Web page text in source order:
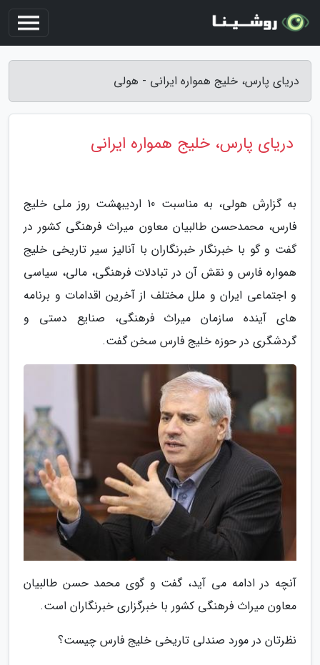
دریای پارس، خلیج همواره ایرانی - هولی
دریای پارس، خلیج همواره ایرانی
به گزارش هولی، به مناسبت 10 اردیبهشت روز ملی خلیج
فارس، محمدحسن طالبیان معاون میراث فرهنگی کشور در
گفت و گو با خبرنگار خبرنگاران با آنالیز سیر تاریخی خلیج
همواره فارس و نقش آن در تبادلات فرهنگی، مالی، سیاسی
و اجتماعی ایران و ملل مختلف از آخرین اقدامات و برنامه
های آینده سازمان میراث فرهنگی، صنایع دستی و
گردشگری در حوزه خلیج فارس سخن گفت.
آنچه در ادامه می آید، گفت و گوی محمد حسن طالبیان
معاون میراث فرهنگی کشور با خبرگزاری خبرنگاران است.
نظرتان در مورد صندلی تاریخی خلیج فارس چیست؟